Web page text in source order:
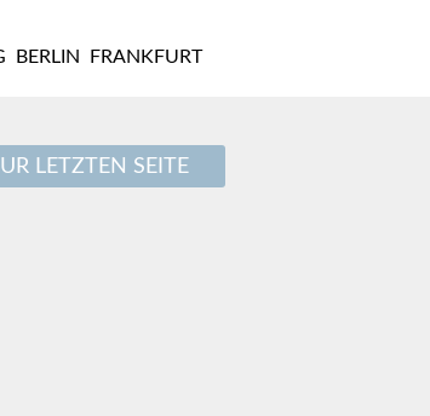
BERLIN FRANKFURT
LETZTEN SEITE